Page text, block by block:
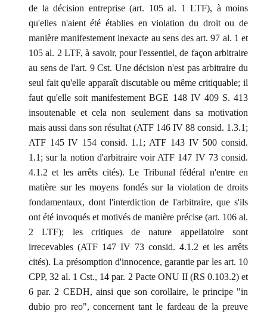
de la décision entreprise (art. 105 al. 1 LTF), à moins
qu'elles n'aient été établies en violation du droit ou de
manière manifestement inexacte au sens des art. 97 al. 1 et
105 al. 2 LTF, à savoir, pour l'essentiel, de façon arbitraire
au sens de l'art. 9 Cst. Une décision n'est pas arbitraire du
seul fait qu'elle apparaît discutable ou même critiquable; il
faut qu'elle soit manifestement BGE 148 IV 409 S. 413
insoutenable et cela non seulement dans sa motivation
mais aussi dans son résultat (ATF 146 IV 88 consid. 1.3.1;
ATF 145 IV 154 consid. 1.1; ATF 143 IV 500 consid.
1.1; sur la notion d'arbitraire voir ATF 147 IV 73 consid.
4.1.2 et les arrêts cités). Le Tribunal fédéral n'entre en
matière sur les moyens fondés sur la violation de droits
fondamentaux, dont l'interdiction de l'arbitraire, que s'ils
ont été invoqués et motivés de manière précise (art. 106 al.
2 LTF); les critiques de nature appellatoire sont
irrecevables (ATF 147 IV 73 consid. 4.1.2 et les arrêts
cités). La présomption d'innocence, garantie par les art. 10
CPP, 32 al. 1 Cst., 14 par. 2 Pacte ONU II (RS 0.103.2) et
6 par. 2 CEDH, ainsi que son corollaire, le principe "in
dubio pro reo", concernent tant le fardeau de la preuve